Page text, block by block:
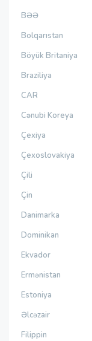
BƏƏ
Bolqarıstan
Böyük Britaniya
Braziliya
CAR
Cənubi Koreya
Çexiya
Çexoslovakiya
Çili
Çin
Danimarka
Dominikan
Ekvador
Ermənistan
Estoniya
Əlcəzair
Filippin